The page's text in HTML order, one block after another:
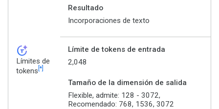
Resultado
Incorporaciones de texto
token_auto
Límites de
tokens [*]
Límite de tokens de entrada
2,048
Tamaño de la dimensión de salida
Flexible, admite: 128 - 3072,
Recomendado: 768, 1536, 3072